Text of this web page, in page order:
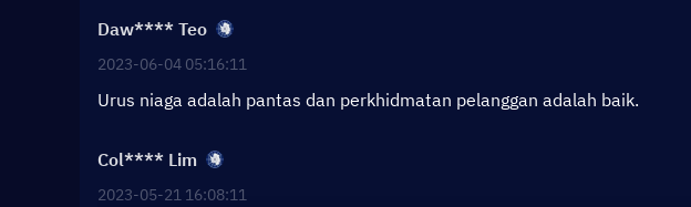
Daw**** Teo
2023-06-04 05:16:11
Urus niaga adalah pantas dan perkhidmatan pelanggan adalah baik.
Col**** Lim
2023-05-21 16:08:11